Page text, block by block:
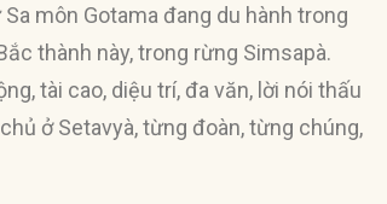
môn Gotama đang du hành trong
thành này, trong rừng Simsapà.
tài cao, diệu trí, đa văn, lời nói thấu
ở Setavyà, từng đoàn, từng chúng,